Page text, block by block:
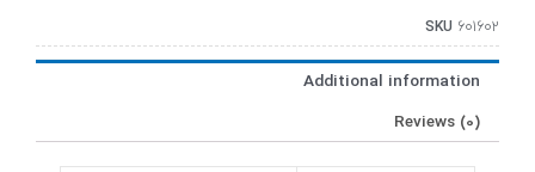
SKU 601602
Additional information
Reviews (0)